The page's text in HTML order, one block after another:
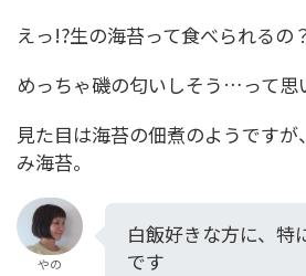
えっ!?生の海苔って食べられるの
めっちゃ磯の匂いしそう…って思
見た目は海苔の佃煮のようです
み海苔。
やの
白飯好きな方に、特
です